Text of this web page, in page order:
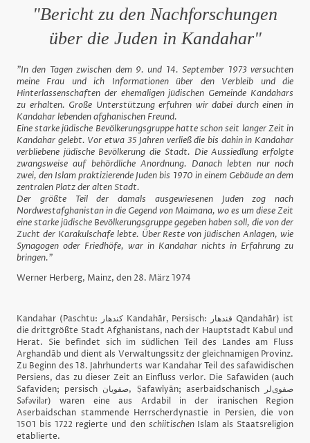
"Bericht zu den Nachforschungen
über die Juden in Kandahar"
"In den Tagen zwischen dem 9. und 14. September 1973 versuchten
meine Frau und ich Informationen über den Verbleib und die
Hinterlassenschaften der ehemaligen jüdischen Gemeinde Kandahars
zu erhalten. Große Unterstützung erfuhren wir dabei durch einen in
Kandahar lebenden afghanischen Freund.
Eine starke jüdische Bevölkerungsgruppe hatte schon seit langer Zeit in
Kandahar gelebt. Vor etwa 35 Jahren verließ die bis dahin in Kandahar
verbliebene jüdische Bevölkerung die Stadt. Die Aussiedlung erfolgte
zwangsweise auf behördliche Anordnung. Danach lebten nur noch
zwei, den Islam praktizierende Juden bis 1970 in einem Gebäude an dem
zentralen Platz der alten Stadt.
Der größte Teil der damals ausgewiesenen Juden zog nach
Nordwestafghanistan in die Gegend von Maimana, wo es um diese Zeit
eine starke jüdische Bevölkerungsgruppe gegeben haben soll, die von der
Zucht der Karakulschafe lebte. Über Reste von jüdischen Anlagen, wie
Synagogen oder Friedhöfe, war in Kandahar nichts in Erfahrung zu
bringen."
Werner Herberg, Mainz, den 28. März 1974
Kandahar (Paschtu: کندهار Kandahār, Persisch: قندهار Qandahār) ist
die drittgrößte Stadt Afghanistans, nach der Hauptstadt Kabul und
Herat. Sie befindet sich im südlichen Teil des Landes am Fluss
Arghandāb und dient als Verwaltungssitz der gleichnamigen Provinz.
Zu Beginn des 18. Jahrhunderts war Kandahar Teil des safawidischen
Persiens, das zu dieser Zeit an Einfluss verlor. Die Safawiden (auch
Safaviden; persisch صفویان, Ṣafawīyān; aserbaidschanisch صفوی‌لر
Səfəvilər) waren eine aus Ardabil in der iranischen Region
Aserbaidschan stammende Herrscherdynastie in Persien, die von
1501 bis 1722 regierte und den schiitischen Islam als Staatsreligion
etablierte.